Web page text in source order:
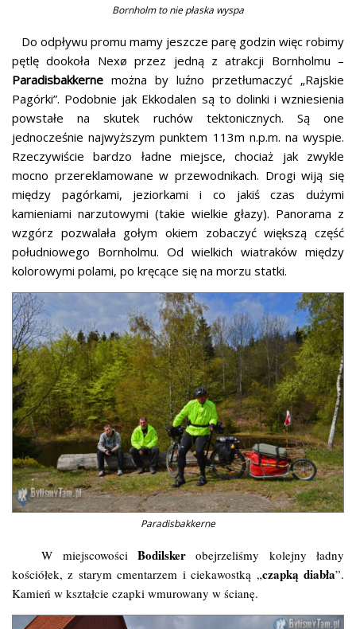
Bornholm to nie płaska wyspa
Do odpływu promu mamy jeszcze parę godzin więc robimy
pętlę dookoła Nexø przez jedną z atrakcji Bornholmu –
Paradisbakkerne można by luźno przetłumaczyć „Rajskie
Pagórki”. Podobnie jak Ekkodalen są to dolinki i wzniesienia
powstałe na skutek ruchów tektonicznych. Są one
jednocześnie najwyższym punktem 113m n.p.m. na wyspie.
Rzeczywiście bardzo ładne miejsce, chociaż jak zwykle
mocno przereklamowane w przewodnikach. Drogi wiją się
między pagórkami, jeziorkami i co jakiś czas dużymi
kamieniami narzutowymi (takie wielkie głazy). Panorama z
wzgórz pozwalała gołym okiem zobaczyć większą część
południowego Bornholmu. Od wielkich wiatraków między
kolorowymi polami, po kręcące się na morzu statki.
Paradisbakkerne
W miejscowości Bodilskerobejrzeliśmy kolejny ładny
kościółek, z starym cmentarzem i ciekawostką „czapką diabła”.
Kamień w kształcie czapki wmurowany w ścianę.